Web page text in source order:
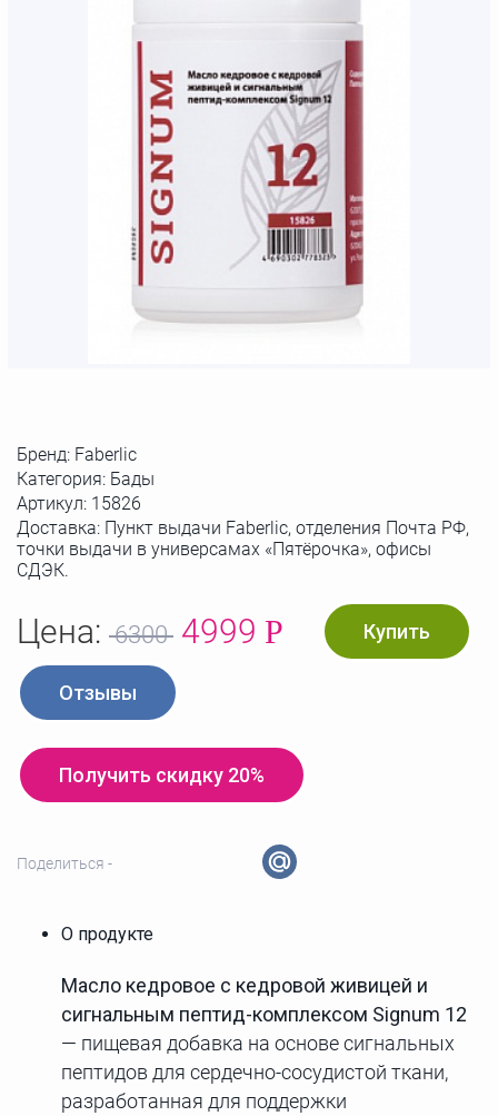
Бренд: Faberlic
Категория: Бады
Артикул: 15826
Доставка: Пункт выдачи Faberlic, отделения Почта РФ,
точки выдачи в универсамах «Пятёрочка», офисы
СДЭК.
Цена: 6300 4999 Р Купить
Отзывы
Получить скидку 20%
Поделиться -
О продукте
Мaсло кедровое с кедровой живицей и
сигнальным пептид-комплексом Signum 12
— пищевая добавка на основе сигнальных
пептидов для сердечно-сосудистой ткани,
разработанная для поддержки